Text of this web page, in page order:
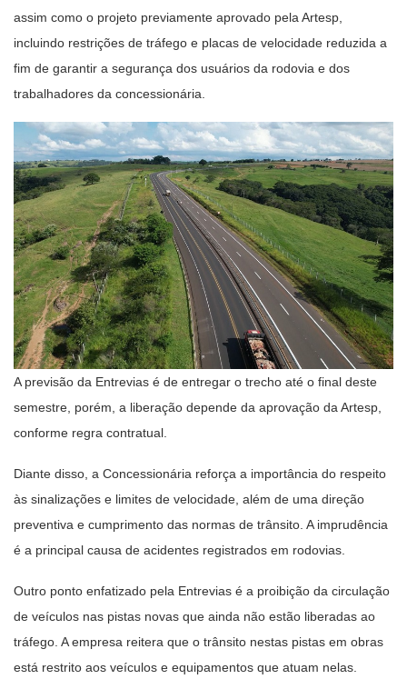
assim como o projeto previamente aprovado pela Artesp,
incluindo restrições de tráfego e placas de velocidade reduzida a
fim de garantir a segurança dos usuários da rodovia e dos
trabalhadores da concessionária.
A previsão da Entrevias é de entregar o trecho até o final deste
semestre, porém, a liberação depende da aprovação da Artesp,
conforme regra contratual.
Diante disso, a Concessionária reforça a importância do respeito
às sinalizações e limites de velocidade, além de uma direção
preventiva e cumprimento das normas de trânsito. A imprudência
é a principal causa de acidentes registrados em rodovias.
Outro ponto enfatizado pela Entrevias é a proibição da circulação
de veículos nas pistas novas que ainda não estão liberadas ao
tráfego. A empresa reitera que o trânsito nestas pistas em obras
está restrito aos veículos e equipamentos que atuam nelas.